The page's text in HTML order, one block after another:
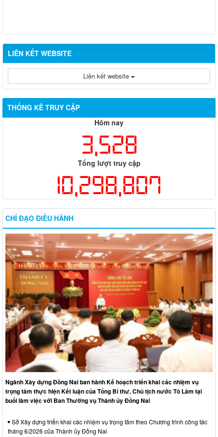
LIÊN KẾT WEBSITE
Liên kết website
THỐNG KÊ TRUY CẬP
Hôm nay
3,528
Tổng lượt truy cập
10,298,807
CHỈ ĐẠO ĐIỀU HÀNH
Ngành Xây dựng Đồng Nai ban hành Kế hoạch triển khai các nhiệm vụ
trọng tâm thực hiện Kết luận của Tổng Bí thư, Chủ tịch nước Tô Lâm tại
buổi làm việc với Ban Thường vụ Thành ủy Đồng Nai
Sở Xây dựng triển khai các nhiệm vụ trọng tâm theo Chương trình công tác
tháng 6/2026 của Thành ủy Đồng Nai